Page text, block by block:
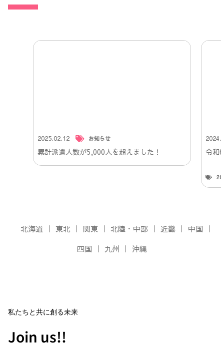
2025.02.12 お知らせ
累計派遣人数が5,000人を超えました！ 令和
北海道 東北 関東 北陸・中部 近畿
中国
四国
九州 沖縄
私たちと共に創る未来
Join us!!